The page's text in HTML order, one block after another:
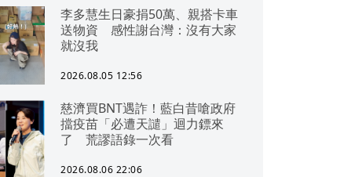
李多慧生日豪捐50萬、親搭卡車
送物資 感性謝台灣：沒有大家
就沒我
2026.08.05 12:56
慈濟買BNT遇詐！藍白昔嗆政府
擋疫苗「必遭天譴」迴力鏢來
了 荒謬語錄一次看
2026.08.06 22:06